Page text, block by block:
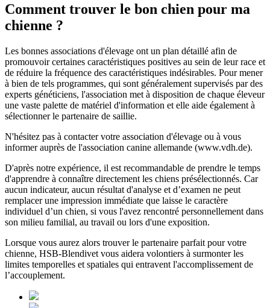
Comment trouver le bon chien pour ma
chienne ?
Les bonnes associations d'élevage ont un plan détaillé afin de
promouvoir certaines caractéristiques positives au sein de leur race et
de réduire la fréquence des caractéristiques indésirables. Pour mener
à bien de tels programmes, qui sont généralement supervisés par des
experts généticiens, l'association met à disposition de chaque éleveur
une vaste palette de matériel d'information et elle aide également à
sélectionner le partenaire de saillie.
N'hésitez pas à contacter votre association d'élevage ou à vous
informer auprès de l'association canine allemande (www.vdh.de).
D'après notre expérience, il est recommandable de prendre le temps
d'apprendre à connaître directement les chiens présélectionnés. Car
aucun indicateur, aucun résultat d'analyse et d’examen ne peut
remplacer une impression immédiate que laisse le caractère
individuel d’un chien, si vous l'avez rencontré personnellement dans
son milieu familial, au travail ou lors d'une exposition.
Lorsque vous aurez alors trouver le partenaire parfait pour votre
chienne, HSB-Blendivet vous aidera volontiers à surmonter les
limites temporelles et spatiales qui entravent l'accomplissement de
l’accouplement.